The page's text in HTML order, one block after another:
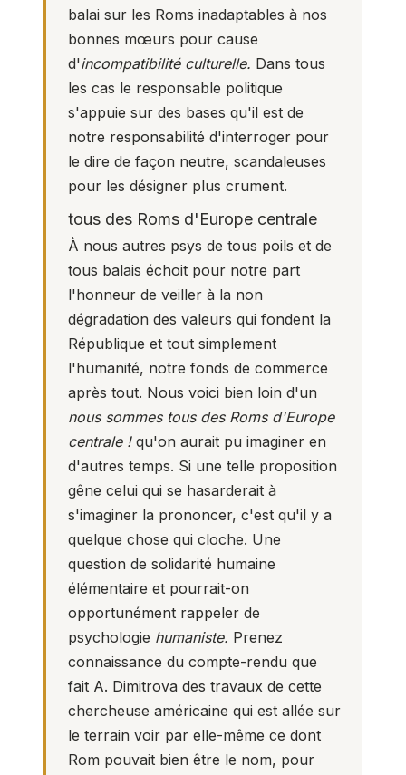
balai sur les Roms inadaptables à nos
bonnes mœurs pour cause
d'incompatibilité culturelle. Dans tous
les cas le responsable politique
s'appuie sur des bases qu'il est de
notre responsabilité d'interroger pour
le dire de façon neutre, scandaleuses
pour les désigner plus crument.
tous des Roms d'Europe centrale
À nous autres psys de tous poils et de
tous balais échoit pour notre part
l'honneur de veiller à la non
dégradation des valeurs qui fondent la
République et tout simplement
l'humanité, notre fonds de commerce
après tout. Nous voici bien loin d'un
nous sommes tous des Roms d'Europe
centrale !qu'on aurait pu imaginer en
d'autres temps. Si une telle proposition
gêne celui qui se hasarderait à
s'imaginer la prononcer, c'est qu'il y a
quelque chose qui cloche. Une
question de solidarité humaine
élémentaire et pourrait-on
opportunément rappeler de
psychologie humaniste. Prenez
connaissance du compte-rendu que
fait A. Dimitrova des travaux de cette
chercheuse américaine qui est allée sur
le terrain voir par elle-même ce dont
Rom pouvait bien être le nom, pour